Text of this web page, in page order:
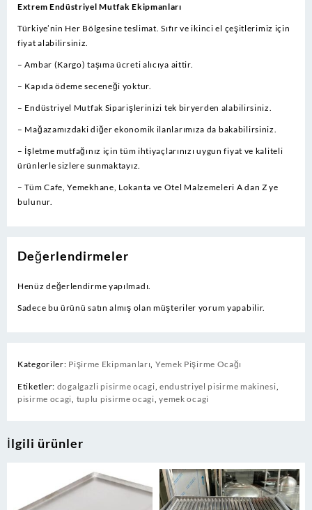
Extrem Endüstriyel Mutfak Ekipmanları
Türkiye’nin Her Bölgesine teslimat. Sıfır ve ikinci el çeşitlerimiz için
fiyat alabilirsiniz.
– Ambar (Kargo) taşıma ücreti alıcıya aittir.
– Kapıda ödeme seceneği yoktur.
– Endüstriyel Mutfak Siparişlerinizi tek biryerden alabilirsiniz.
– Mağazamızdaki diğer ekonomik ilanlarımıza da bakabilirsiniz.
– İşletme mutfağınız için tüm ihtiyaçlarınızı uygun fiyat ve kaliteli
ürünlerle sizlere sunmaktayız.
– Tüm Cafe, Yemekhane, Lokanta ve Otel Malzemeleri A dan Z ye
bulunur.
Değerlendirmeler
Henüz değerlendirme yapılmadı.
Sadece bu ürünü satın almış olan müşteriler yorum yapabilir.
Kategoriler: Pişirme Ekipmanları, Yemek Pişirme Ocağı
Etiketler: dogalgazli pisirme ocagi, endustriyel pisirme makinesi,
pisirme ocagi, tuplu pisirme ocagi,yemek ocagi
İlgili ürünler